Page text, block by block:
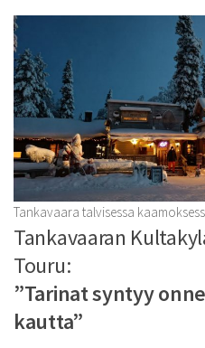
Tankavaara talvisessa
Tankavaaran
Touru:
”Tarinat syntyy
kautta”